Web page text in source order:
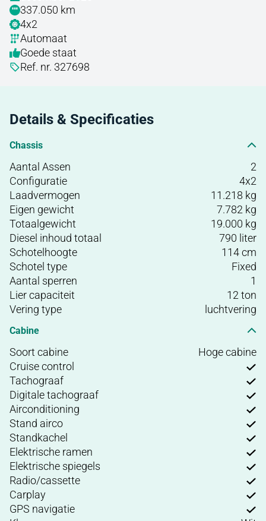
337.050 km
4x2
Automaat
Goede staat
Ref. nr. 327698
Details & Specificaties
Chassis
Aantal Assen
2
Configuratie
4x2
Laadvermogen
11.218 kg
Eigen gewicht
7.782 kg
Totaalgewicht
19.000 kg
Diesel inhoud totaal
790 liter
Schotelhoogte
114 cm
Schotel type
Fixed
Aantal sperren
1
Lier capaciteit
12 ton
Vering type
luchtvering
Cabine
Soort cabine
Hoge cabine
Cruise control
Tachograaf
Digitale tachograaf
Airconditioning
Stand airco
Standkachel
Elektrische ramen
Elektrische spiegels
Radio/cassette
Carplay
GPS navigatie